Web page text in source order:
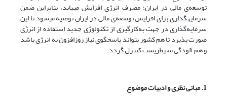
توسعه‌ی مالی در ایران؛ مصرف انرژی افزایش می­یابد، بنابراین ضمن
سرمایه­گذاری برای افزایش توسعه‌ی مالی در ایران توصیه می­شود تا این
سرمایه‌گذاری در جهت به‌کارگیری از تکنولوژی جدید استفاده از انرژی
صورت پذیرد تا هم کشور بتواند پاسخگوی نیاز روزافزون به انرژی باشد
و هم آلودگی محیط‌زیست کنترل گردد.
1. مبانی نظری و ادبیات موضوع